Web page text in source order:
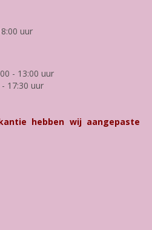
uur
- 13:00 uur
17:30 uur
hebben wij aangepaste